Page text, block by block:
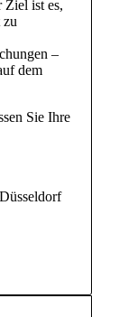
Ziel ist es,
zu
–
dem
Sie Ihre